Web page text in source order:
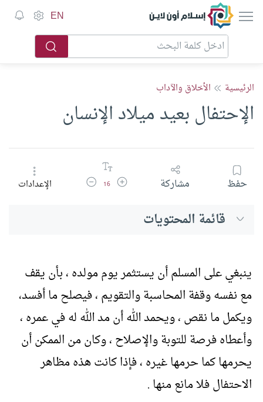
إسلام أون لاين EN
الرئيسية الأخلاق والآداب
الإحتفال بعيد ميلاد الإنسان
حفظ مشاركة زيادة حجم الخط
16 تقليل حجم الخطالإعدادات
قائمة المحتويات
ينبغي على المسلم أن يستثمر يوم مولده ، بأن يقف
مع نفسه وقفة المحاسبة والتقويم ، فيصلح ما أفسد،
ويكمل ما نقص ، ويحمد الله أن مد الله له في عمره ،
وأعطاه فرصة للتوبة والإصلاح ، وكان من الممكن أن
يحرمها كما حرمها غيره ، فإذا كانت هذه مظاهر
الاحتفال فلا مانع منها .